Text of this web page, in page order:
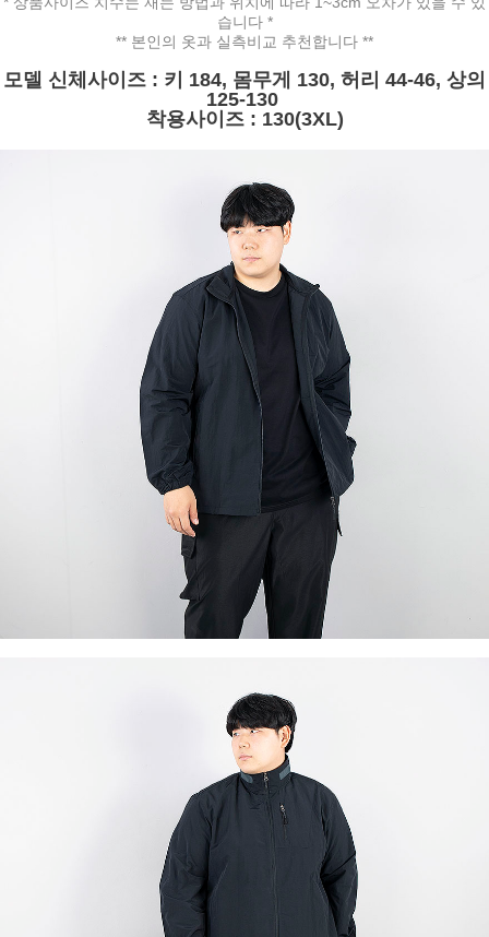
습니다 *
** 본인의 옷과 실측비교 추천합니다 **
모델 신체사이즈 : 키 184, 몸무게 130, 허리 44-46, 상의
125-130
착용사이즈 : 130(3XL)